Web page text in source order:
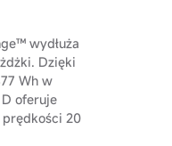
wydłuża
Dzięki
Wh w
oferuje
20